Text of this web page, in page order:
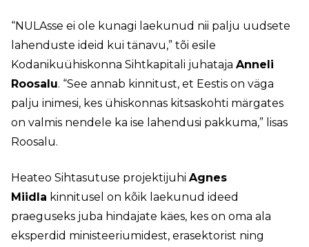
“NULAsse ei ole kunagi laekunud nii palju uudsete
lahenduste ideid kui tänavu,” tõi esile
Kodanikuühiskonna Sihtkapitali juhataja Anneli
Roosalu. “See annab kinnitust, et Eestis on väga
palju inimesi, kes ühiskonnas kitsaskohti märgates
on valmis nendele ka ise lahendusi pakkuma,” lisas
Roosalu.
Heateo Sihtasutuse projektijuhi Agnes
Miidla kinnitusel on kõik laekunud ideed
praeguseks juba hindajate käes, kes on oma ala
eksperdid ministeeriumidest, erasektorist ning